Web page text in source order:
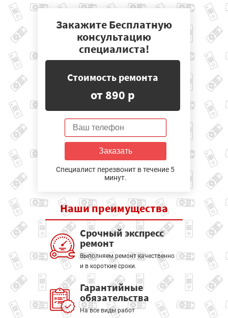
Закажите Бесплатную
консультацию
специалиста!
Стоимость ремонта
от 890 р
Заказать
Специалист перезвонит в течение 5
минут.
Нашипреимущества
Срочный экспресс
ремонт
Выполняем ремонт качественно
и в короткие сроки.
Гарантийные
обязательства
На все виды работ